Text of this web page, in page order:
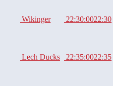
Wikinger 22:30:0022:30
Lech Ducks 22:35:0022:35